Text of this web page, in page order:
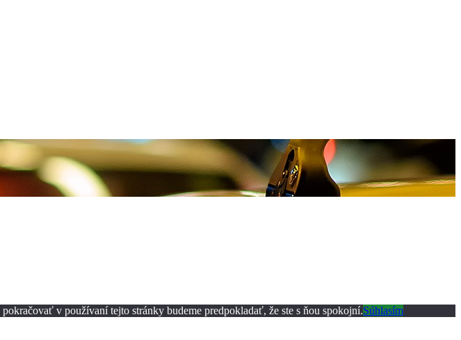
v používaní tejto stránky budeme predpokladať, že ste s ňou spokojní.Súhlasím